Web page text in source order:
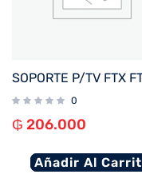
0
₲ 206.000
Añadir Al